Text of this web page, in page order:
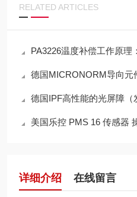
RELATED ARTICLES
PA3226温度补偿工作原理：如
德国MICRONORM导向元
德国IPF高性能的光屏障（发射器、
美国乐控 PMS 16 传感器
详细介绍 在线留言